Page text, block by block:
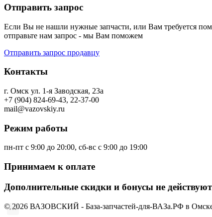
Отправить запрос
Если Вы не нашли нужные запчасти, или Вам требуется
отправьте нам запрос - мы Вам поможем
Отправить запрос продавцу
Контакты
г. Омск ул. 1-я Заводская, 23а
+7 (904) 824-69-43, 22-37-00
mail@vazovskiy.ru
Режим работы
пн-пт с 9:00 до 20:00, сб-вс с 9:00 до 19:00
Принимаем к оплате
Дополнительные скидки и бонусы не
© 2026 ВАЗОВСКИЙ - База-запчастей-для-ВАЗа.РФ в